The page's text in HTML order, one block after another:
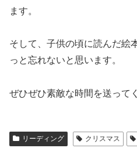
ます。
そして、 子供の頃に読んだ絵
っと忘れないと思います。
ぜひぜひ素敵な時間を送って
リーディング クリスマス